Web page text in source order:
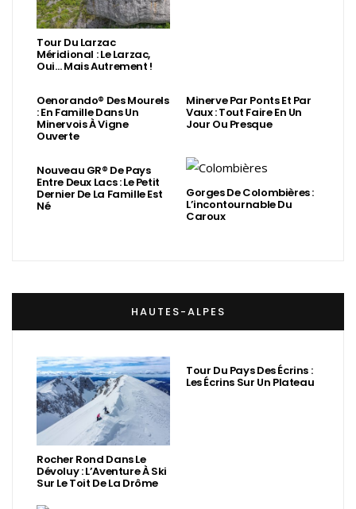
Tour Du Larzac
Méridional : Le Larzac,
Oui… Mais Autrement !
Oenorando® Des Mourels
: En Famille Dans Un
Minervois À Vigne
Ouverte
Minerve Par Ponts Et Par
Vaux : Tout Faire En Un
Jour Ou Presque
Nouveau GR® De Pays
Entre Deux Lacs : Le Petit
Dernier De La Famille Est
Né
Gorges De Colombières :
L’incontournable Du
Caroux
HAUTES-ALPES
Rocher Rond Dans Le
Dévoluy : L’Aventure À Ski
Sur Le Toit De La Drôme
Tour Du Pays Des Écrins :
Les Écrins Sur Un Plateau